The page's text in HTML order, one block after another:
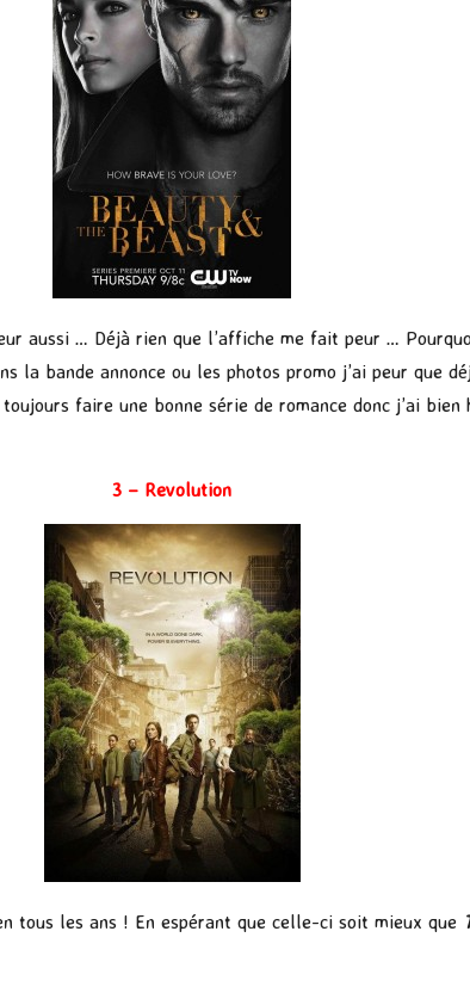
aussi … Déjà rien que l’affiche me fait peur …
la bande annonce ou les photos promo j’ai peur que
faire une bonne série de romance donc j’ai
3 – Revolution
tous les ans ! En espérant que celle-ci soit mieux que